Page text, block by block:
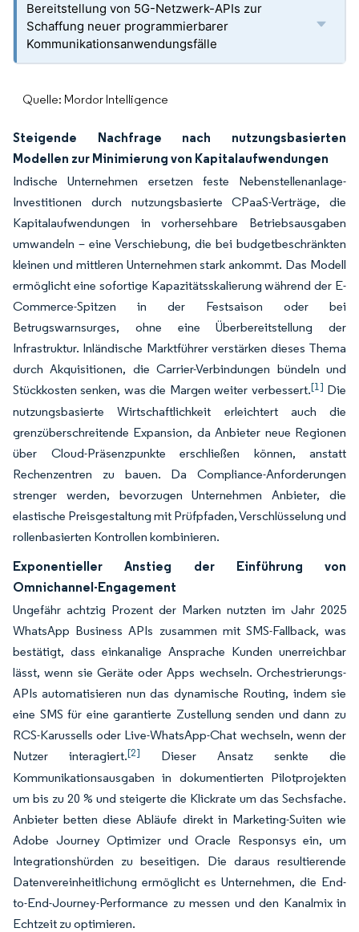
Bereitstellung von 5G-Netzwerk-APIs zur
Schaffung neuer programmierbarer
Kommunikationsanwendungsfälle
Quelle: Mordor Intelligence
Steigende Nachfrage nach nutzungsbasierten
Modellen zur Minimierung von Kapitalaufwendungen
Indische Unternehmen ersetzen feste Nebenstellenanlage-
Investitionen durch nutzungsbasierte CPaaS-Verträge, die
Kapitalaufwendungen in vorhersehbare Betriebsausgaben
umwandeln – eine Verschiebung, die bei budgetbeschränkten
kleinen und mittleren Unternehmen stark ankommt. Das Modell
ermöglicht eine sofortige Kapazitätsskalierung während der E-
Commerce-Spitzen in der Festsaison oder bei
Betrugswarnsurges, ohne eine Überbereitstellung der
Infrastruktur. Inländische Marktführer verstärken dieses Thema
durch Akquisitionen, die Carrier-Verbindungen bündeln und
Stückkosten senken, was die Margen weiter verbessert.[1] Die
nutzungsbasierte Wirtschaftlichkeit erleichtert auch die
grenzüberschreitende Expansion, da Anbieter neue Regionen
über Cloud-Präsenzpunkte erschließen können, anstatt
Rechenzentren zu bauen. Da Compliance-Anforderungen
strenger werden, bevorzugen Unternehmen Anbieter, die
elastische Preisgestaltung mit Prüfpfaden, Verschlüsselung und
rollenbasierten Kontrollen kombinieren.
Exponentieller Anstieg der Einführung von
Omnichannel-Engagement
Ungefähr achtzig Prozent der Marken nutzten im Jahr 2025
WhatsApp Business APIs zusammen mit SMS-Fallback, was
bestätigt, dass einkanalige Ansprache Kunden unerreichbar
lässt, wenn sie Geräte oder Apps wechseln. Orchestrierungs-
APIs automatisieren nun das dynamische Routing, indem sie
eine SMS für eine garantierte Zustellung senden und dann zu
RCS-Karussells oder Live-WhatsApp-Chat wechseln, wenn der
Nutzer interagiert.[2]
Dieser Ansatz senkte die
Kommunikationsausgaben in dokumentierten Pilotprojekten
um bis zu 20 % und steigerte die Klickrate um das Sechsfache.
Anbieter betten diese Abläufe direkt in Marketing-Suiten wie
Adobe Journey Optimizer und Oracle Responsys ein, um
Integrationshürden zu beseitigen. Die daraus resultierende
Datenvereinheitlichung ermöglicht es Unternehmen, die End-
to-End-Journey-Performance zu messen und den Kanalmix in
Echtzeit zu optimieren.